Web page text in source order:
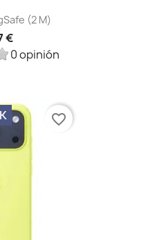
(2 M)
€
0 opinión
favorite_border